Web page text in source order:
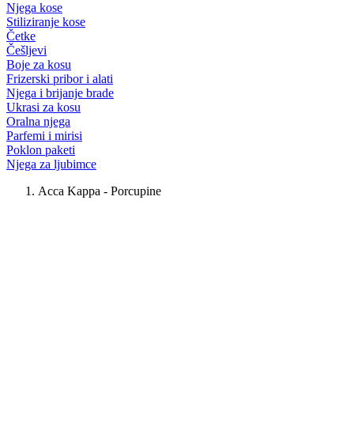
Njega kose
Stiliziranje kose
Četke
Češljevi
Boje za kosu
Frizerski pribor i alati
Njega i brijanje brade
Ukrasi za kosu
Oralna njega
Parfemi i mirisi
Poklon paketi
Njega za ljubimce
Acca Kappa - Porcupine